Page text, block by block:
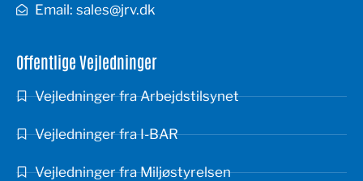
Email: sales@jrv.dk
Offentlige Vejledninger
Vejledninger fra Arbejdstilsynet
Vejledninger fra I-BAR
Vejledninger fra Miljøstyrelsen